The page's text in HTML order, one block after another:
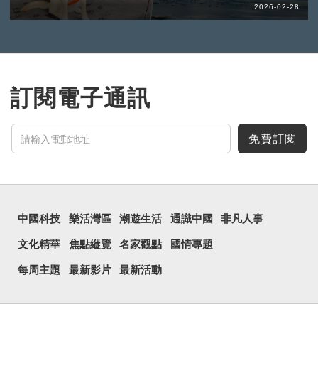
2026-02-28
訂閱電子通訊
免費訂閱
中國科技 樂活灣區 潮遊生活 通識中國 非凡人事
文化精華 焦點縱覽 名家觀點 國情專題
每周主題 最新影片 最新活動